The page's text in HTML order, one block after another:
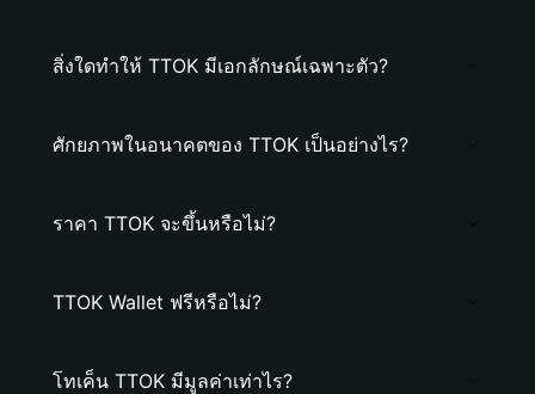
สิ่งใดทำให้ TTOK มีเอกลักษณ์เฉพาะตัว?
ศักยภาพในอนาคตของ TTOK เป็นอย่างไร?
ราคา TTOK จะขึ้นหรือไม่?
TTOK Wallet ฟรีหรือไม่?
โทเค็น TTOK มีมูลค่าเท่าไร?